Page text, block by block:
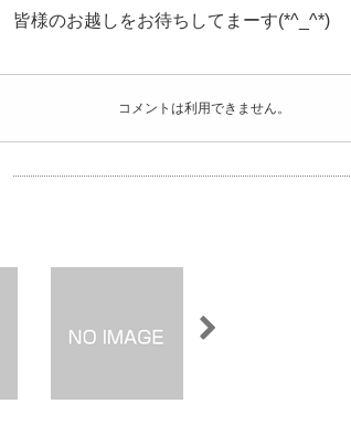
皆様のお越しをお待ちしてまーす(*^_^*)
コメントは利用できません。